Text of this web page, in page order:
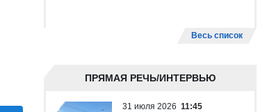
Весь список
ПРЯМАЯ РЕЧЬ/ИНТЕРВЬЮ
31 июля 2026 11:45